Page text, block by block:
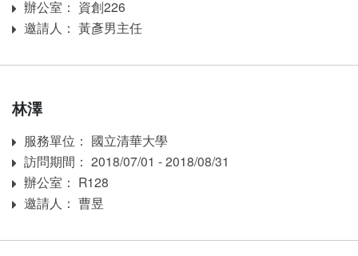
Room
辦公室： 資創226
Inviter
邀請人： 黃彥男主任
林澤
Affiliation
服務單位： 國立清華大學
訪問期間：
訪問期間： 2018/07/01 - 2018/08/31
Room
辦公室： R128
Inviter
邀請人： 曹昱